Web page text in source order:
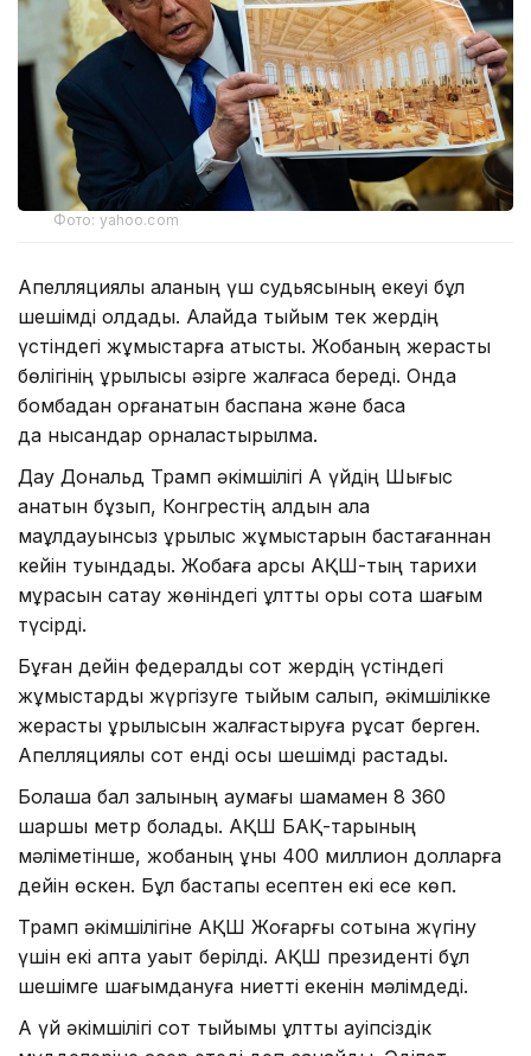
Фото: yahoo.com
Апелляциялық алқаның үш судьясының екеуі бұл
шешімді қолдады. Алайда тыйым тек жердің
үстіндегі жұмыстарға қатысты. Жобаның жерасты
бөлігінің құрылысы әзірге жалғаса береді. Онда
бомбадан қорғанатын баспана және басқа
да нысандар орналастырылмақ.
Дау Дональд Трамп әкімшілігі Ақ үйдің Шығыс
қанатын бұзып, Конгрестің алдын ала
мақұлдауынсыз құрылыс жұмыстарын бастағаннан
кейін туындады. Жобаға қарсы АҚШ-тың тарихи
мұрасын сақтау жөніндегі ұлттық қоры сотқа шағым
түсірді.
Бұған дейін федералдық сот жердің үстіндегі
жұмыстарды жүргізуге тыйым салып, әкімшілікке
жерасты құрылысын жалғастыруға рұқсат берген.
Апелляциялық сот енді осы шешімді растады.
Болашақ бал залының аумағы шамамен 8 360
шаршы метр болады. АҚШ БАҚ-тарының
мәліметінше, жобаның құны 400 миллион долларға
дейін өскен. Бұл бастапқы есептен екі есе көп.
Трамп әкімшілігіне АҚШ Жоғарғы сотына жүгіну
үшін екі апта уақыт берілді. АҚШ президенті бұл
шешімге шағымдануға ниетті екенін мәлімдеді.
Ақ үй әкімшілігі сот тыйымы ұлттық қауіпсіздік